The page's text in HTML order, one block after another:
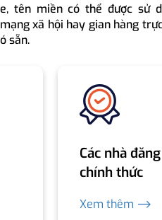
tên miền có thể được sử
xã hội hay gian hàng
sẵn.
Các nhà
chính thức
Xem thêm ⟶